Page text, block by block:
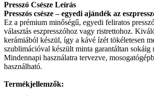
Presszó Csésze Leírás
Presszós csésze – egyedi ajándék az
Ez a prémium minőségű, egyedi feliratos
választás eszpresszóhoz vagy ristrettohoz.
kerámiából készül, így a kávé ízét tökéletesen
szublimációval készült minta garantáltan sokáig
Mindennapi használatra tervezve,
használható.
Termékjellemzők: